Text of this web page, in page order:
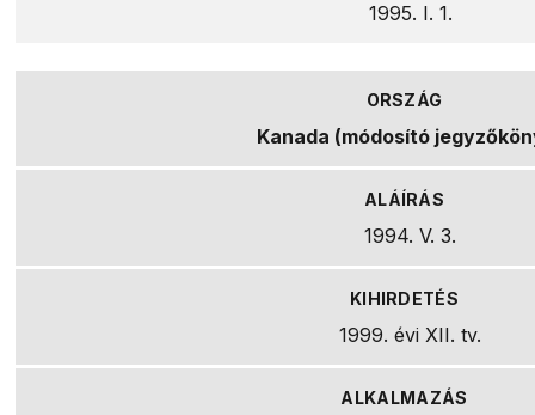
1995. I. 1.
Kanada (módosító
1994. V. 3.
1999. évi XII. tv.